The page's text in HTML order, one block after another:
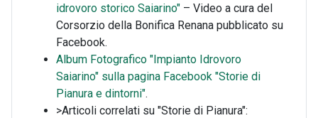
idrovoro storico Saiarino" – Video a cura del
Corsorzio della Bonifica Renana pubblicato su
Facebook.
Album Fotografico "Impianto Idrovoro
Saiarino" sulla pagina Facebook "Storie di
Pianura e dintorni".
>Articoli correlati su "Storie di Pianura":